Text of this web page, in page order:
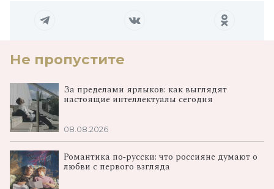
Не пропустите
За пределами ярлыков: как выглядят
настоящие интеллектуалы сегодня
08.08.2026
Романтика по‑русски: что россияне думают о
любви с первого взгляда